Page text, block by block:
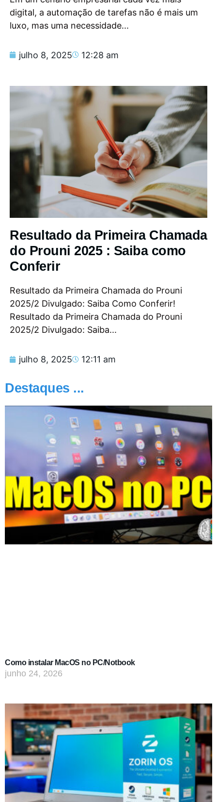
digital, a automação de tarefas não é mais um
luxo, mas uma necessidade...
julho 8, 2025 12:28 am
Resultado da Primeira Chamada
do Prouni 2025 : Saiba como
Conferir
Resultado da Primeira Chamada do Prouni
2025/2 Divulgado: Saiba Como Conferir!
Resultado da Primeira Chamada do Prouni
2025/2 Divulgado: Saiba...
julho 8, 2025 12:11 am
Destaques ...
Como instalar MacOS no PC/Notbook
junho 24, 2026